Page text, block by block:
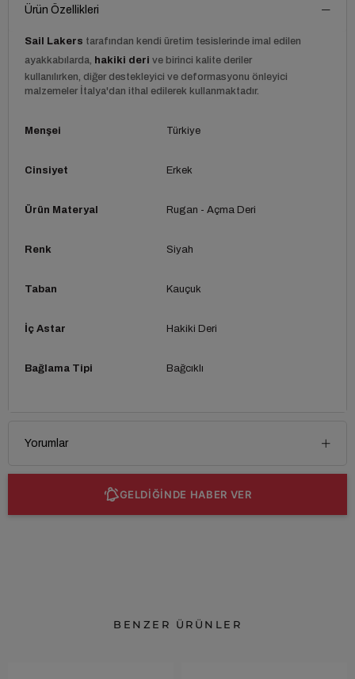
Ürün Özellikleri
Sail Lakers tarafından kendi üretim tesislerinde imal edilen
ayakkabılarda, hakiki deri ve birinci kalite deriler
kullanılırken, diğer destekleyici ve deformasyonu önleyici
malzemeler İtalya'dan ithal edilerek kullanmaktadır.
Menşei Türkiye
Cinsiyet Erkek
Ürün Materyal Rugan - Açma Deri
Renk Siyah
Taban Kauçuk
İç Astar Hakiki Deri
Bağlama Tipi Bağcıklı
Yorumlar
GELDİĞİNDE HABER VER
BENZER ÜRÜNLER